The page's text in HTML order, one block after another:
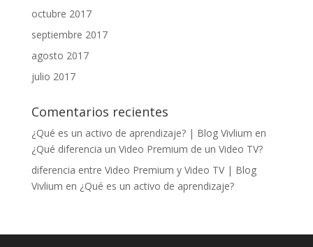
octubre 2017
septiembre 2017
agosto 2017
julio 2017
Comentarios recientes
¿Qué es un activo de aprendizaje? | Blog Vivlium en
¿Qué diferencia un Video Premium de un Video TV?
diferencia entre Video Premium y Video TV | Blog
Vivlium en ¿Qué es un activo de aprendizaje?